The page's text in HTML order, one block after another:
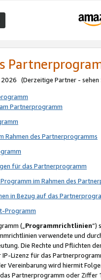
2026 (Derzeitige Partner - sehen
Partnerprogramm
Rahmen des Partnerprogramms
für das Partnerprogramm
im Rahmen des
in Bezug auf das
Programm
(„Programmrichtlinien“)
verwendete und
Die Rechte und Pflichten
Lizenz für das
Vereinbarung wird hiermit
Partnerprogramm oder